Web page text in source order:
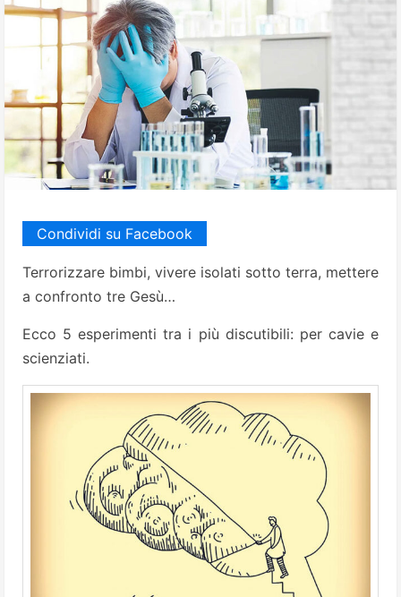
Condividi su Facebook
Terrorizzare bimbi, vivere isolati sotto terra, mettere
a confronto tre Gesù…
Ecco 5 esperimenti tra i più discutibili: per cavie e
scienziati.